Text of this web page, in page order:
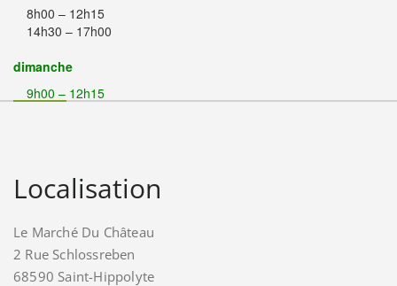
8h00 – 12h15
14h30 – 17h00
dimanche
9h00 – 12h15
Localisation
Le Marché Du Château
2 Rue Schlossreben
68590 Saint-Hippolyte